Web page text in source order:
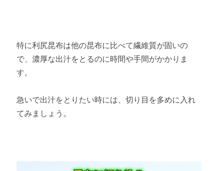
特に利尻昆布は他の昆布に比べて繊維質が固いの
で、濃厚な出汁をとるのに時間や手間がかかりま
す。
急いで出汁をとりたい時には、切り目を多めに入れ
てみましょう。